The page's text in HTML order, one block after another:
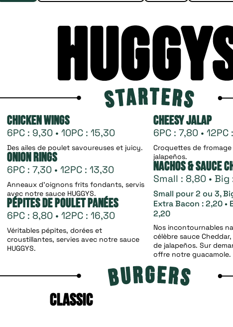
Chicken Wings
6PC : 9,30 • 10PC : 15,30
Des ailes de poulet savoureuses et juicy.
Onion Rings
6PC : 7,30 • 12PC : 13,30
Anneaux d’oignons frits fondants, servis
avec notre sauce HUGGYS.
Pépites de poulet panées
6PC : 8,80 • 12PC : 16,30
Véritables pépites, dorées et
croustillantes, servies avec notre sauce
HUGGYS.
Cheesy Jalap
6PC : 7,80 • 12PC
Croquettes de
jalapeños.
Nachos & Sauce
Small : 8,80 • Big
Small pour 2 ou 3,
Extra Bacon : 2,20 •
2,20
Nos incontournables
célèbre sauce
de jalapeños. Sur
offre notre guacamole.
Classic